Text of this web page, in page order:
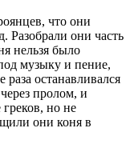
что они
Разобрали они часть
нельзя было
музыку и пение,
останавливался
пролом, и
но не
они коня в